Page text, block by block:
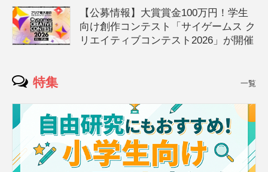
【公募情報】大賞賞金100万円！学生
向け創作コンテスト「サイゲームス ク
リエイティブコンテスト2026」が開催
特集 一覧